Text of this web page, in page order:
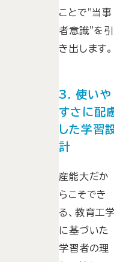
ことで"当事
者意識"を引
き出します。
3. 使いや
すさに配
した学習
計
産能大だか
らこそでき
る、教育工
に基づいた
学習者の理